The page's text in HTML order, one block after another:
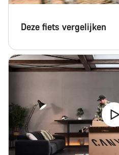
Deze fiets vergelijken